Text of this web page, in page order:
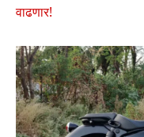
वाढणार!